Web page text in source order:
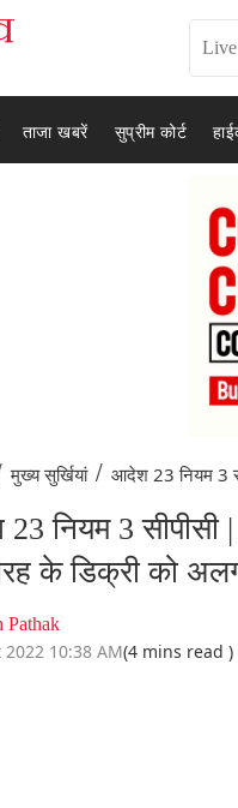
ताजा खबरें सुप्रीम कोर्ट
मुख्य सुर्खियां / आदेश 23 नियम 3
नियम 3 सीपीसी
के डिक्री को
Pathak
2022 10:38 AM(4 mins read )